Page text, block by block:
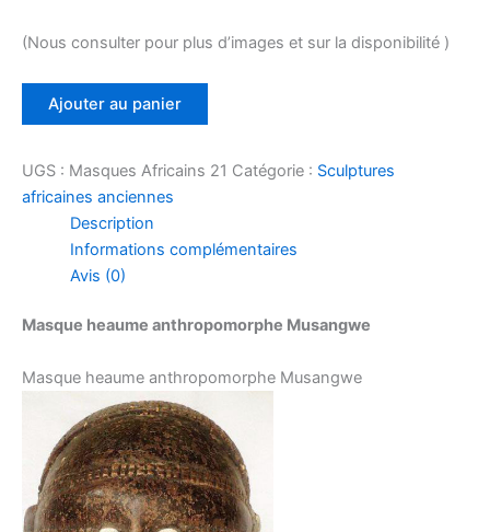
(Nous consulter pour plus d’images et sur la disponibilité )
quantité
anthropomorphe
Musangwe
Ajouter au panier
UGS : Masques Africains 21 Catégorie : Sculptures
africaines anciennes​
Description
Informations complémentaires
Avis (0)
Masque heaume anthropomorphe Musangwe
Masque heaume anthropomorphe Musangwe